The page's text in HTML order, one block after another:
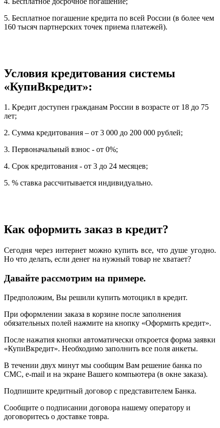
5. Бесплатное погашение кредита по всей России (в более чем
160 тысяч партнерских точек приема платежей).
Условия кредитования системы
«КупиВкредит»:
1. Кредит доступен гражданам России в возрасте от 18 до 75
лет;
2. Сумма кредитования – от 3 000 до 200 000 рублей;
3. Первоначальный взнос - от 0%;
4. Срок кредитования - от 3 до 24 месяцев;
5. % ставка рассчитывается индивидуально.
Как оформить заказ в кредит?
Сегодня через интернет можно купить все, что душе угодно.
Но что делать, если денег на нужный товар не хватает?
Давайте рассмотрим на примере.
Предположим, Вы решили купить мотоцикл в кредит.
При оформлении заказа в корзине после заполнения
обязательных полей нажмите на кнопку «Оформить кредит».
После нажатия кнопки автоматически откроется форма заявки
«КупиВкредит». Необходимо заполнить все поля анкеты.
В течении двух минут мы сообщим Вам решение банка по
СМС, e-mail и на экране Вашего компьютера (в окне заказа).
Подпишите кредитный договор с представителем Банка.
Сообщите о подписании договора нашему оператору и
договоритесь о доставке товра.